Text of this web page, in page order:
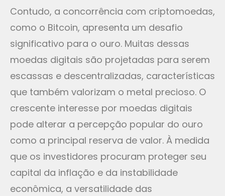
Contudo, a concorrência com criptomoedas,
como o Bitcoin, apresenta um desafio
significativo para o ouro. Muitas dessas
moedas digitais são projetadas para serem
escassas e descentralizadas, características
que também valorizam o metal precioso. O
crescente interesse por moedas digitais
pode alterar a percepção popular do ouro
como a principal reserva de valor. À medida
que os investidores procuram proteger seu
capital da inflação e da instabilidade
econômica, a versatilidade das